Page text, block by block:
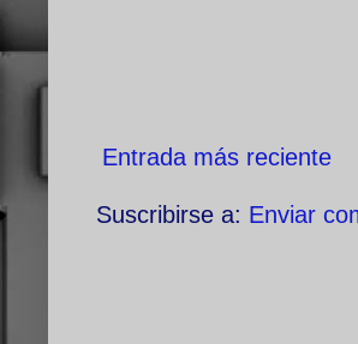
Entrada más reciente
Suscribirse a: Enviar